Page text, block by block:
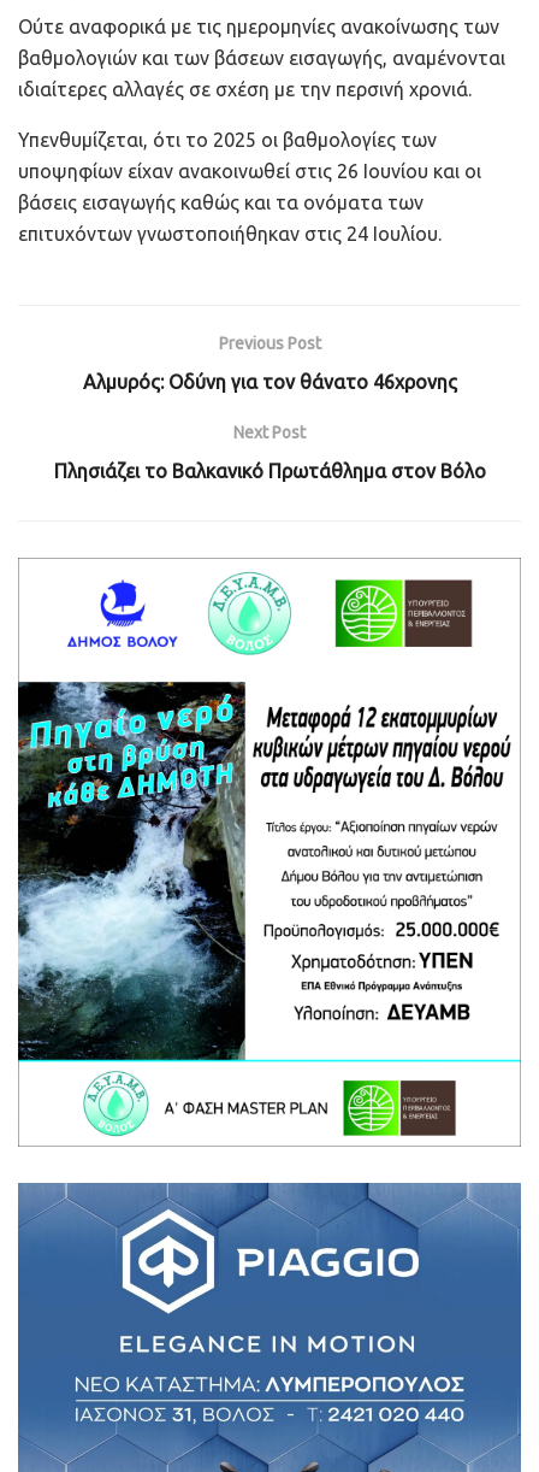
Ούτε αναφορικά με τις ημερομηνίες ανακοίνωσης των
βαθμολογιών και των βάσεων εισαγωγής, αναμένονται
ιδιαίτερες αλλαγές σε σχέση με την περσινή χρονιά.
Υπενθυμίζεται, ότι το 2025 οι βαθμολογίες των
υποψηφίων είχαν ανακοινωθεί στις 26 Ιουνίου και οι
βάσεις εισαγωγής καθώς και τα ονόματα των
επιτυχόντων γνωστοποιήθηκαν στις 24 Ιουλίου.
Previous Post
Αλμυρός: Οδύνη για τον θάνατο 46χρονης
Next Post
Πλησιάζει το Βαλκανικό Πρωτάθλημα στον Βόλο